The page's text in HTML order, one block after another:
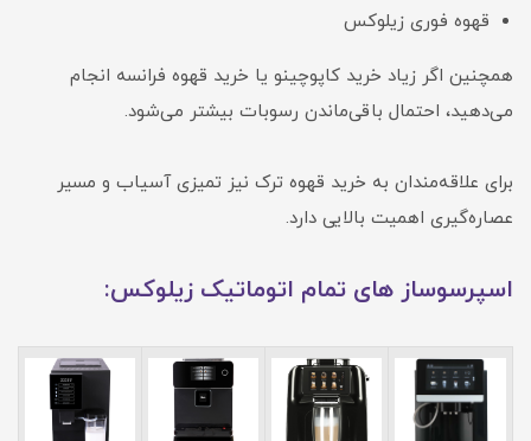
قهوه فوری زیلوکس
همچنین اگر زیاد خرید کاپوچینو یا خرید قهوه فرانسه انجام
می‌دهید، احتمال باقی‌ماندن رسوبات بیشتر می‌شود.
برای علاقه‌مندان به خرید قهوه ترک نیز تمیزی آسیاب و مسیر
عصاره‌گیری اهمیت بالایی دارد.
اسپرسوساز های تمام اتوماتیک زیلوکس: